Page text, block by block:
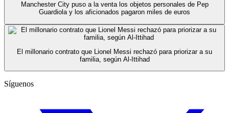
Manchester City puso a la venta los objetos personales de Pep
Guardiola y los aficionados pagaron miles de euros
El millonario contrato que Lionel Messi rechazó para priorizar a su
familia, según Al-Ittihad
Síguenos